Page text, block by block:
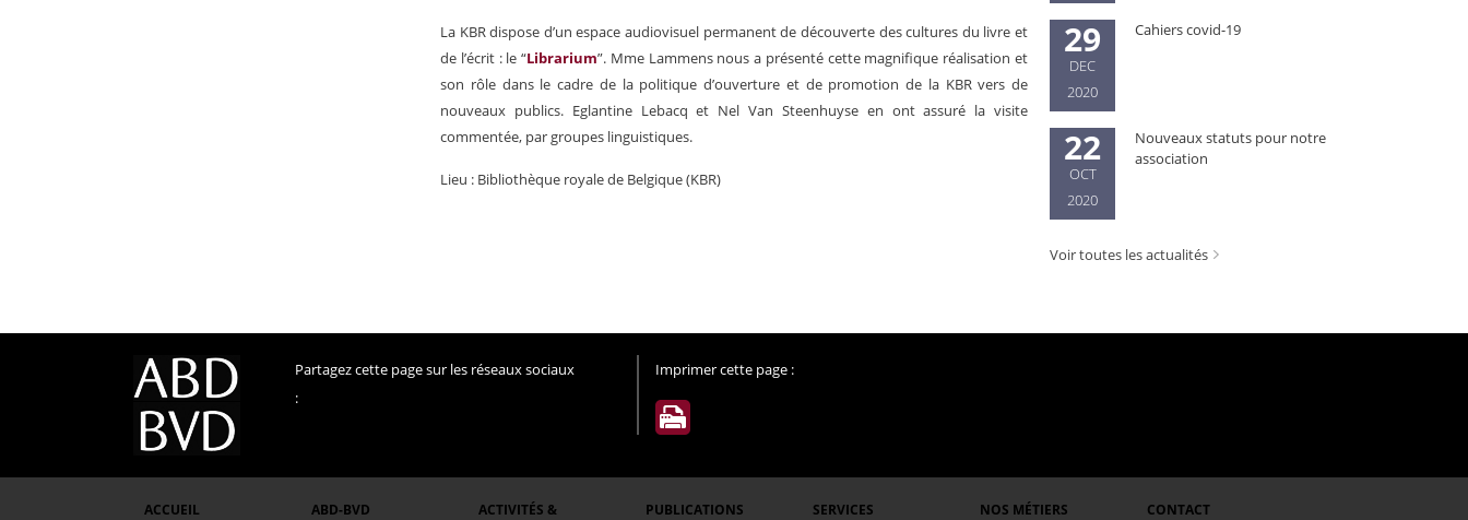
La KBRdispose d’un espace audiovisuel permanent de découverte des cultures du livre et
de l’écrit : le “Librarium”. Mme Lammens nous a présenté cette magnifique réalisation et
son rôle dans le cadre de la politique d’ouverture et de promotion de la KBR vers de
nouveaux publics. Eglantine Lebacq et Nel Van Steenhuyse en ont assuré la visite
commentée, par groupes linguistiques.
Lieu : Bibliothèque royale de Belgique (KBR)
29
DEC
2020
Cahiers covid-19
22
OCT
2020
Nouveaux statuts pour notre
association
Voir toutes les actualités
Partagez cette page sur les réseaux sociaux
:
Imprimer cette page :
ACCUEIL ABD-BVD
ACTIVITÉS &
PUBLICATIONS SERVICES NOS MÉTIERS CONTACT